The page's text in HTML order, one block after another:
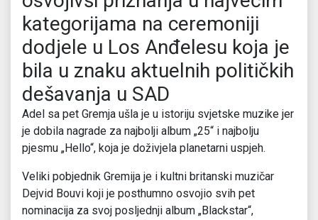
kategorijama na ceremoniji
dodjele u Los Anđelesu koja je
bila u znaku aktuelnih političkih
dešavanja u SAD
Adel sa pet Gremja ušla je u istoriju svjetske muzike jer
je dobila nagrade za najbolji album „25“ i najbolju
pjesmu „Hello“, koja je doživjela planetarni uspjeh.
Veliki pobjednik Gremija je i kultni britanski muzičar
Dejvid Bouvi koji je posthumno osvojio svih pet
nominacija za svoj posljednji album „Blackstar“,